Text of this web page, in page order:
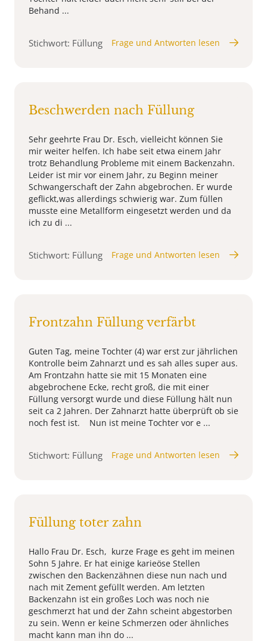
Behand ...
Stichwort: Füllung Frage und Antworten lesen
Beschwerden nach Füllung
Sehr geehrte Frau Dr. Esch, vielleicht können Sie
mir weiter helfen. Ich habe seit etwa einem Jahr
trotz Behandlung Probleme mit einem Backenzahn.
Leider ist mir vor einem Jahr, zu Beginn meiner
Schwangerschaft der Zahn abgebrochen. Er wurde
geflickt,was allerdings schwierig war. Zum füllen
musste eine Metallform eingesetzt werden und da
ich zu di ...
Stichwort: Füllung Frage und Antworten lesen
Frontzahn Füllung verfärbt
Guten Tag, meine Tochter (4) war erst zur jährlichen
Kontrolle beim Zahnarzt und es sah alles super aus.
Am Frontzahn hatte sie mit 15 Monaten eine
abgebrochene Ecke, recht groß, die mit einer
Füllung versorgt wurde und diese Füllung hält nun
seit ca 2 Jahren. Der Zahnarzt hatte überprüft ob sie
noch fest ist. Nun ist meine Tochter vor e ...
Stichwort: Füllung Frage und Antworten lesen
Füllung toter zahn
Hallo Frau Dr. Esch, kurze Frage es geht im meinen
Sohn 5 Jahre. Er hat einige karieöse Stellen
zwischen den Backenzähnen diese nun nach und
nach mit Zement gefüllt werden. Am letzten
Backenzahn ist ein großes Loch was noch nie
geschmerzt hat und der Zahn scheint abgestorben
zu sein. Wenn er keine Schmerzen oder ähnliches
macht kann man ihn do ...